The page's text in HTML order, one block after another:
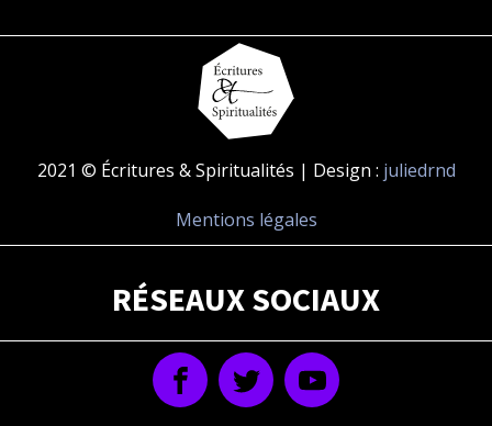
2021 © Écritures & Spiritualités | Design : juliedrnd
Mentions légales
RÉSEAUX SOCIAUX